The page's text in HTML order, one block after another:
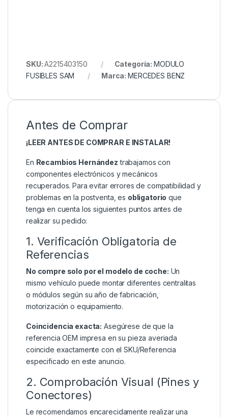
SKU:A2215403150 Categoría: MODULO
FUSIBLES SAM
Marca:MERCEDES BENZ
Antes de Comprar
¡LEER ANTES DE COMPRAR E INSTALAR!
En Recambios Hernández trabajamos con
componentes electrónicos y mecánicos
recuperados. Para evitar errores de compatibilidad y
problemas en la postventa, es obligatorio que
tenga en cuenta los siguientes puntos antes de
realizar su pedido:
1. Verificación Obligatoria de
Referencias
No compre solo por el modelo de coche: Un
mismo vehículo puede montar diferentes centralitas
o módulos según su año de fabricación,
motorización o equipamiento.
Coincidencia exacta: Asegúrese de que la
referencia OEM impresa en su pieza averiada
coincide exactamente con el SKU/Referencia
especificado en este anuncio.
2. Comprobación Visual (Pines y
Conectores)
Le recomendamos encarecidamente realizar una